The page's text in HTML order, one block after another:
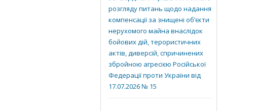
розгляду питань щодо надання
компенсації за знищені об’єкти
нерухомого майна внаслідок
бойових дій, терористичних
актів, диверсій, спричинених
збройною агресією Російської
Федерації проти України від
17.07.2026 № 15